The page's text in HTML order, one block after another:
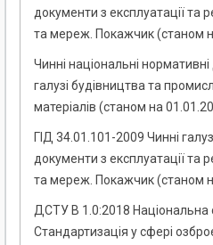
документи з експлуатації та
та мереж. Покажчик (станом
Чинні національні
галузі будівництва та
матеріалів (станом на
ГІД 34.01.101-2009 Чинні
документи з експлуатації та
та мереж. Покажчик (станом
ДСТУ В 1.0:2018 Національна
Стандартизація у сфері